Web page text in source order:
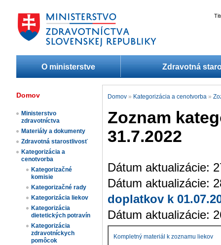
O ministerstve Zdravotná
Domov
Ministerstvo
zdravotníctva
Materiály a dokumenty
Zdravotná starostlivosť
Kategorizácia a
cenotvorba
Kategorizačné
komisie
Kategorizačné rady
Kategorizácia liekov​
Kategorizácia
dietetických potravín​
Kategorizácia
zdravotníckych
pomôcok
Domov » Kategorizácia a cenotvorba »
Zoznam
31.7.2022
Dátum aktualizácie:
Dátum aktualizácie:
doplatkov k
Dátum aktualizácie:
Kompletný materiál k zoznamu liekov